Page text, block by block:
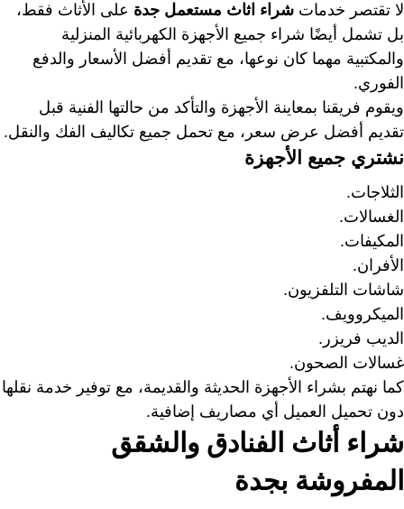
لا تقتصر خدمات شراء اثاث مستعمل جدة على الأثاث فقط،
بل تشمل أيضًا شراء جميع الأجهزة الكهربائية المنزلية
والمكتبية مهما كان نوعها، مع تقديم أفضل الأسعار والدفع
الفوري.
ويقوم فريقنا بمعاينة الأجهزة والتأكد من حالتها الفنية قبل
تقديم أفضل عرض سعر، مع تحمل جميع تكاليف الفك والنقل.
نشتري جميع الأجهزة
الثلاجات.
الغسالات.
المكيفات.
الأفران.
شاشات التلفزيون.
الميكروويف.
الديب فريزر.
غسالات الصحون.
كما نهتم بشراء الأجهزة الحديثة والقديمة، مع توفير خدمة نقلها
دون تحميل العميل أي مصاريف إضافية.
شراء أثاث الفنادق والشقق
المفروشة بجدة